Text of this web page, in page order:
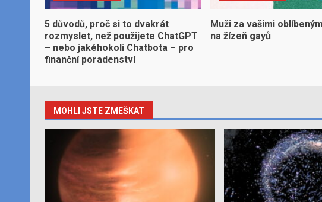
5 důvodů, proč si to dvakrát
rozmyslet, než použijete ChatGPT
– nebo jakéhokoli Chatbota – pro
finanční poradenství
Muži za vašimi
na žízeň gayů
MOHLI JSTE ZMEŠKAT